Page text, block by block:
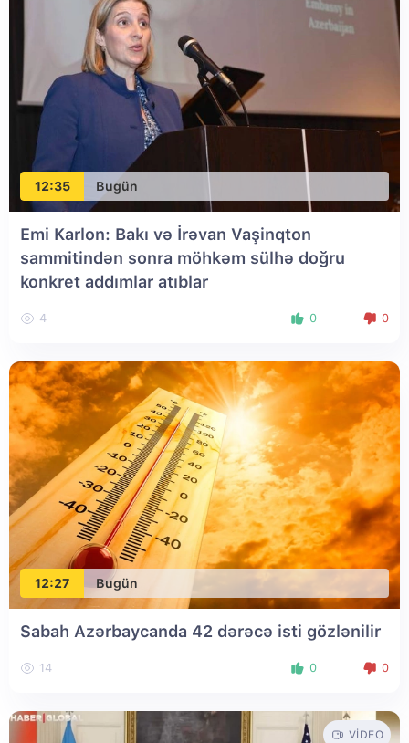
12:35 Bugün
Emi Karlon: Bakı və İrəvan Vaşinqton
sammitindən sonra möhkəm sülhə doğru
konkret addımlar atıblar
4 0 0
12:27 Bugün
Sabah Azərbaycanda 42 dərəcə isti gözlənilir
14 0 0
VIDEO